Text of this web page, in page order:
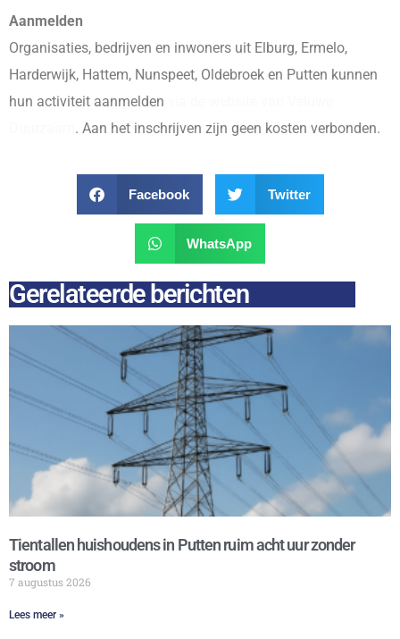
Aanmelden
Organisaties, bedrijven en inwoners uit Elburg, Ermelo,
Harderwijk, Hattem, Nunspeet, Oldebroek en Putten kunnen
hun activiteit aanmelden
. Aan het inschrijven zijn geen kosten verbonden.
Facebook Twitter
WhatsApp
Gerelateerde berichten
Tientallen huishoudens in Putten ruim acht uur zonder
stroom
7 augustus 2026
Lees meer »